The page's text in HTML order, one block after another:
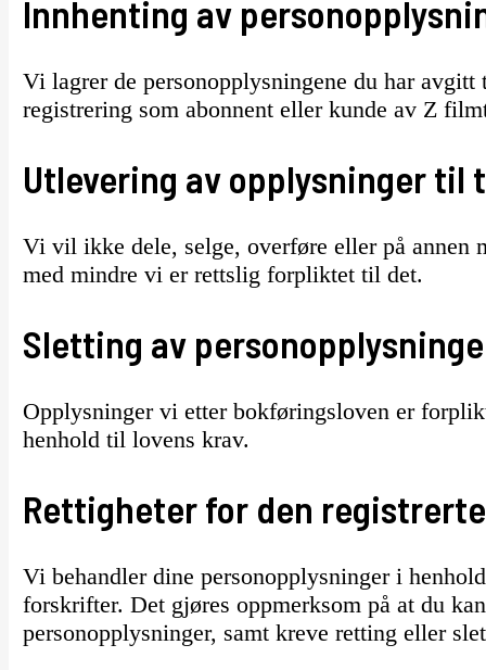
Innhenting av
Vi lagrer de personopplysningene du har
registrering som abonnent eller kunde av Z
Utlevering av opplysninger til
Vi vil ikke dele, selge, overføre eller på annen
med mindre vi er rettslig forpliktet til det.
Sletting av
Opplysninger vi etter bokføringsloven er
henhold til lovens krav.
Rettigheter for den registrerte
Vi behandler dine personopplysninger i
forskrifter. Det gjøres oppmerksom på at du
personopplysninger, samt kreve retting eller